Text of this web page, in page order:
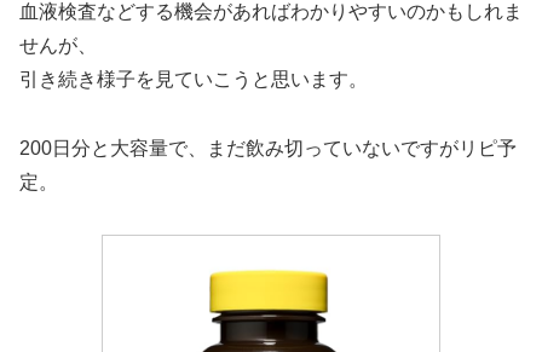
血液検査などする機会があればわかりやすいのかもしれま
せんが、
引き続き様子を見ていこうと思います。
200日分と大容量で、まだ飲み切っていないですがリピ予
定。